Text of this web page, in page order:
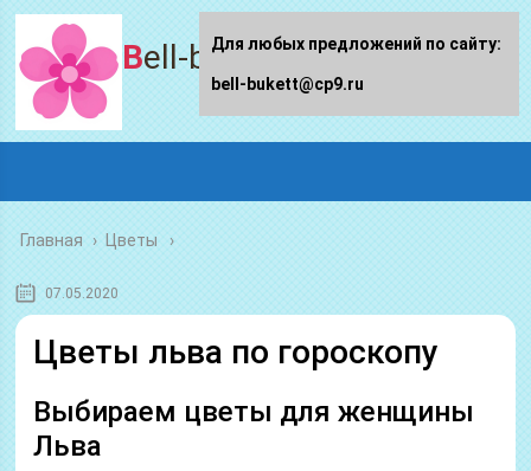
Bell-bukett.ru
Главная › Цветы
07.05.2020
Цветы льва по гороскопу
Выбираем цветы для женщины
Льва
Для любых предложений по сайту:
bell-bukett@cp9.ru